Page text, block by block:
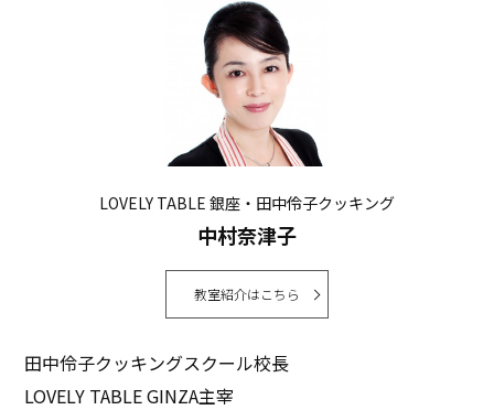
LOVELY TABLE 銀座・田中伶子クッキング
中村奈津子
教室紹介はこちら
田中伶子クッキングスクール校長
LOVELY TABLE GINZA主宰